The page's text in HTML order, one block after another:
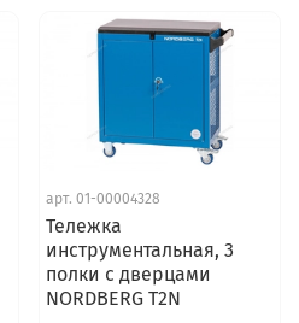
арт. 01-00004328
Тележка
инструментальная, 3
полки с дверцами
NORDBERG T2N